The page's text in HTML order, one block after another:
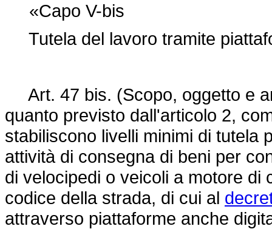
«Capo V-bis
Tutela del lavoro tramite
Art. 47 bis. (Scopo, oggetto e
quanto previsto dall'articolo 2,
stabiliscono livelli minimi di tutela
attività di consegna di beni per
di velocipedi o veicoli a motore di
codice della strada, di cui al
attraverso piattaforme anche